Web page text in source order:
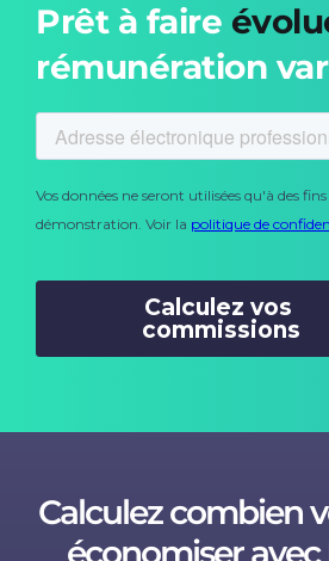
Prêt à faire
rémunération
Calculez combien
économiser